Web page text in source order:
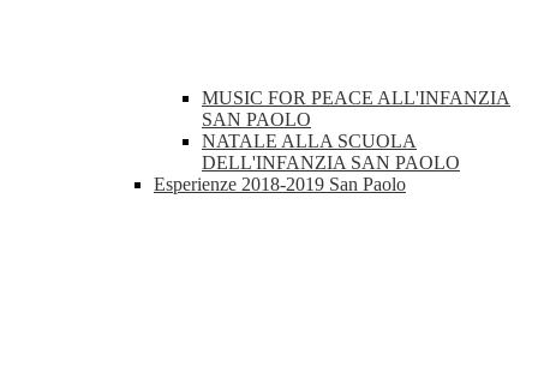
MUSIC FOR PEACE ALL'INFANZIA
SAN PAOLO
NATALE ALLA SCUOLA
DELL'INFANZIA SAN PAOLO
Esperienze 2018-2019 San Paolo